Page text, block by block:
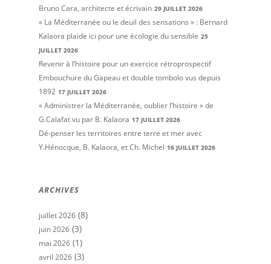
Bruno Cara, architecte et écrivain 29 JUILLET 2026
« La Méditerranée ou le deuil des sensations » : Bernard
Kalaora plaide ici pour une écologie du sensible 25
JUILLET 2026
Revenir à l’histoire pour un exercice rétroprospectif
Embouchure du Gapeau et double tombolo vus depuis
1892 17 JUILLET 2026
« Administrer la Méditerranée, oublier l’histoire » de
G.Calafat vu par B. Kalaora 17 JUILLET 2026
Dé-penser les territoires entre terre et mer avec
Y.Hénocque, B. Kalaora, et Ch. Michel 16 JUILLET 2026
ARCHIVES
juillet 2026 (8)
juin 2026 (3)
mai 2026 (1)
avril 2026 (3)